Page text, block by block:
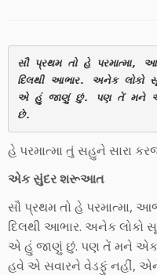
સૌ પ્રથમ તો હે પરમાત્મા,
દિલથી આભાર. અનેક લોકો
એ હું જાણું છું. પણ તેં મને
છે.
હે પરમાત્મા તું સહુને સારા
એક સુંદર શરૂઆત
સૌ પ્રથમ તો હે પરમાત્મા,
દિલથી આભાર. અનેક લોકો
એ હું જાણું છું. પણ તેં મને એક
હવે એ સવારને વેડફું નહીં, એને